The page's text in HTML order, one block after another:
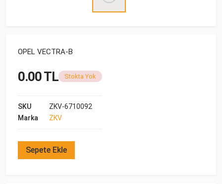
OPEL VECTRA-B
0.00 TL Stokta Yok
SKU
ZKV-6710092
Marka
ZKV
Sepete Ekle